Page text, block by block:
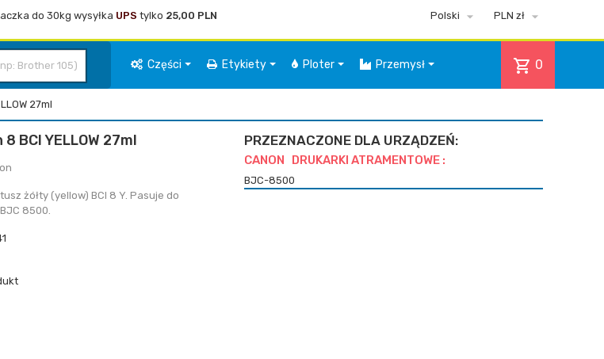
do 30kg wysyłka UPS tylko 25,00 PLN Polski  PLN zł 
shopping_cart 0
Części Etykiety Ploter Przemysł
27ml
BCI YELLOW 27ml
żółty (yellow) BCI 8 Y. Pasuje do
8500.
PRZEZNACZONE DLA URZĄDZEŃ:
CANON DRUKARKI ATRAMENTOWE :
BJC-8500